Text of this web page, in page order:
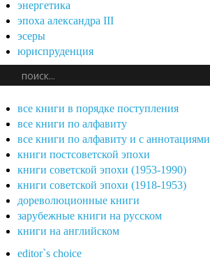
энергетика
эпоха александра III
эсеры
юриспруденция
все книги в порядке поступления
все книги по алфавиту
все книги по алфавиту и с аннотациями
книги постсоветской эпохи
книги советской эпохи (1953-1990)
книги советской эпохи (1918-1953)
дореволюционные книги
зарубежные книги на русском
книги на английском
editor`s choice